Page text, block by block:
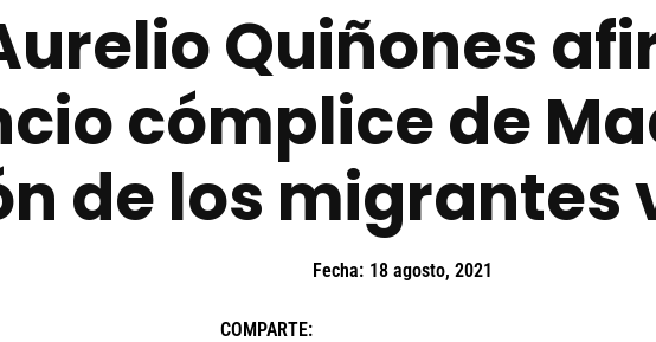
Quiñones
cómplice de
de los migrantes
Fecha: 18 agosto, 2021
COMPARTE: